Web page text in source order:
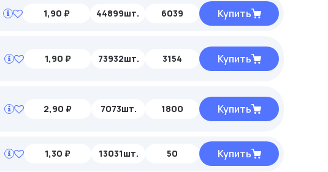
1,90 ₽ 44899шт. 6039 Купить
1,90 ₽ 73932шт. 3154 Купить
2,90 ₽ 7073шт. 1800 Купить
1,30 ₽ 13031шт. 50 Купить